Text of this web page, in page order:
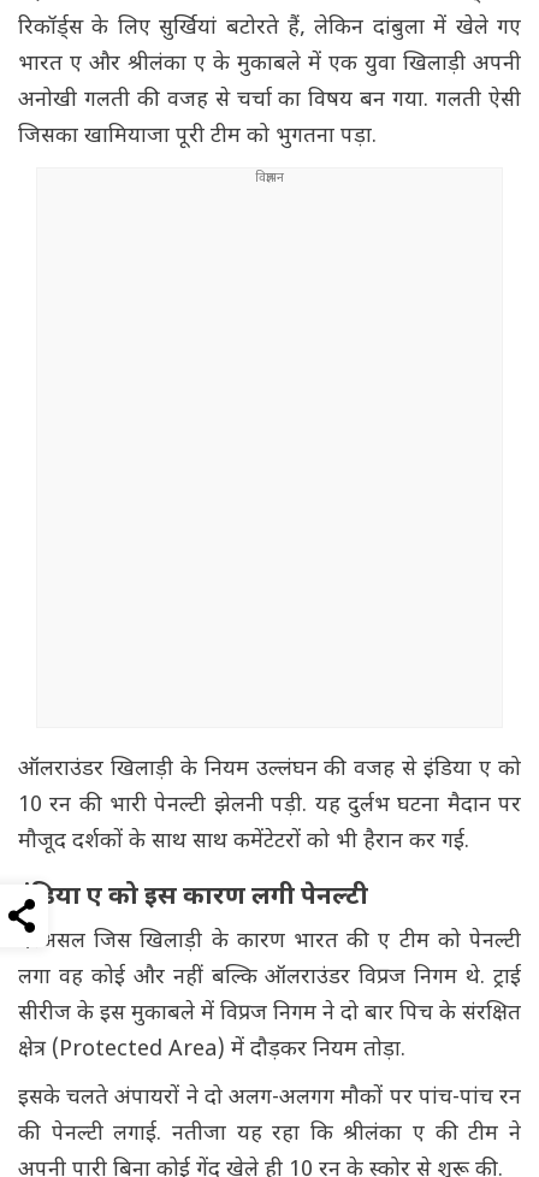
रिकॉर्ड्स के लिए सुर्खियां बटोरते हैं, लेकिन दांबुला में खेले गए
भारत ए और श्रीलंका ए के मुकाबले में एक युवा खिलाड़ी अपनी
अनोखी गलती की वजह से चर्चा का विषय बन गया. गलती ऐसी
जिसका खामियाजा पूरी टीम को भुगतना पड़ा.
ऑलराउंडर खिलाड़ी के नियम उल्लंघन की वजह से इंडिया ए को
10 रन की भारी पेनल्टी झेलनी पड़ी. यह दुर्लभ घटना मैदान पर
मौजूद दर्शकों के साथ साथ कमेंटेटरों को भी हैरान कर गई.
इंडिया ए को इस कारण लगी पेनल्टी
दरअसल जिस खिलाड़ी के कारण भारत की ए टीम को पेनल्टी
लगा वह कोई और नहीं बल्कि ऑलराउंडर विप्रज निगम थे. ट्राई
सीरीज के इस मुकाबले में विप्रज निगम ने दो बार पिच के संरक्षित
क्षेत्र (Protected Area) में दौड़कर नियम तोड़ा.
इसके चलते अंपायरों ने दो अलग-अलगग मौकों पर पांच-पांच रन
की पेनल्टी लगाई. नतीजा यह रहा कि श्रीलंका ए की टीम ने
अपनी पारी बिना कोई गेंद खेले ही 10 रन के स्कोर से शुरू की.